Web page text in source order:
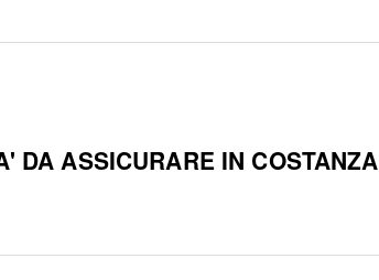
DA ASSICURARE IN COSTANZA